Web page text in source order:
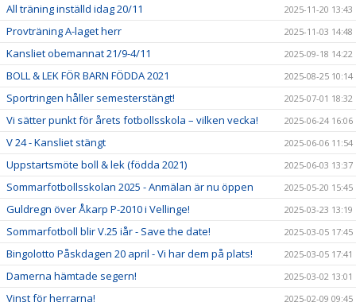
All träning inställd idag 20/11 2025-11-20 13:43
Provträning A-laget herr 2025-11-03 14:48
Kansliet obemannat 21/9-4/11 2025-09-18 14:22
BOLL & LEK FÖR BARN FÖDDA 2021 2025-08-25 10:14
Sportringen håller semesterstängt! 2025-07-01 18:32
Vi sätter punkt för årets fotbollsskola – vilken vecka! 2025-06-24 16:06
V 24 - Kansliet stängt 2025-06-06 11:54
Uppstartsmöte boll & lek (födda 2021) 2025-06-03 13:37
Sommarfotbollsskolan 2025 - Anmälan är nu öppen 2025-05-20 15:45
Guldregn över Åkarp P-2010 i Vellinge! 2025-03-23 13:19
Sommarfotboll blir V.25 iår - Save the date! 2025-03-05 17:45
Bingolotto Påskdagen 20 april - Vi har dem på plats! 2025-03-05 17:41
Damerna hämtade segern! 2025-03-02 13:01
Vinst för herrarna! 2025-02-09 09:45